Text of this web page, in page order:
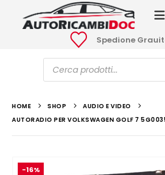
Spedione
Ricerca
prodotti
HOME SHOP
AUDIO E VIDEO
AUTORADIO PER VOLKSWAGEN GOLF 7
-16%